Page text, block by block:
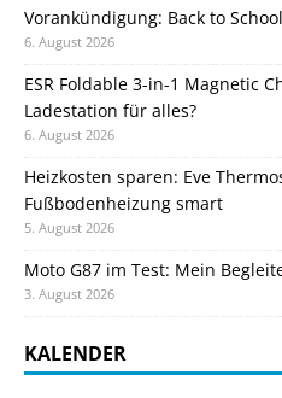
Vorankündigung: Back to
6. August 2026
ESR Foldable 3-in-1 Magnetic
Ladestation für alles?
6. August 2026
Heizkosten sparen: Eve
Fußbodenheizung smart
5. August 2026
Moto G87 im Test: Mein
3. August 2026
KALENDER